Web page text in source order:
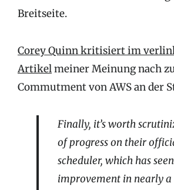
Breitseite.
Corey Quinn kritisiert im
Artikelmeiner Meinung nach
Commutment von AWS an der
Finally, it’s worth
of progress on their
scheduler, which has
improvement in nearly a